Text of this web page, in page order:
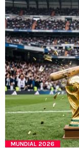
MUNDIAL 2026